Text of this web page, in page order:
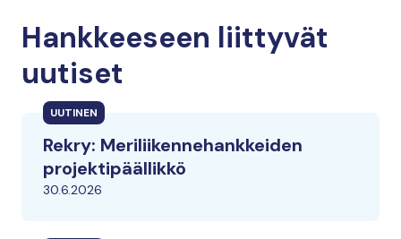
Hankkeeseen liittyvät
uutiset
UUTINEN
Rekry: Meriliikennehankkeiden
projektipäällikkö
30.6.2026